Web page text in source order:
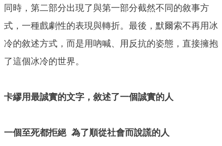
同時，第二部分出現了與第一部分截然不同的敘事方
式，一種戲劇性的表現與轉折。最後，默爾索不再用冰
冷的敘述方式，而是用吶喊、用反抗的姿態，直接擁抱
了這個冰冷的世界。
卡繆用最誠實的文字，敘述了一個誠實的人
一個至死都拒絕 為了順從社會而說謊的人